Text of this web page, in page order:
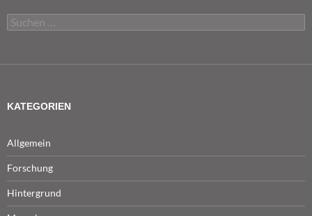
Suchen
nach:
KATEGORIEN
Allgemein
Forschung
Hintergrund